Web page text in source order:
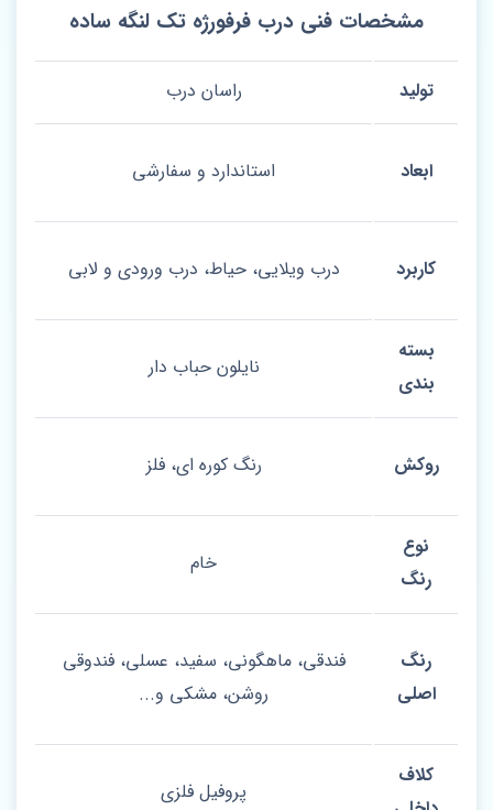
مشخصات فنی درب فرفورژه تک لنگه ساده
تولید راسان درب
ابعاد استاندارد و سفارشی
کاربرد درب ویلایی، حیاط، درب ورودی و لابی
بسته
بندی
نایلون حباب دار
روکش رنگ کوره ای، فلز
نوع
رنگ
خام
رنگ
اصلی
فندقی، ماهگونی، سفید، عسلی، فندوقی
روشن، مشکی و...
کلاف
پروفیل فلزی